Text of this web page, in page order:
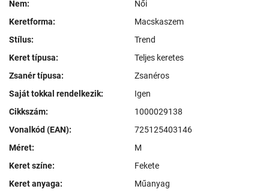
Nem:
Női
Keretforma:
Macskaszem
Stílus:
Trend
Keret típusa:
Teljes keretes
Zsanér típusa:
Zsanéros
Saját tokkal rendelkezik:
Igen
Cikkszám:
1000029138
Vonalkód (EAN):
725125403146
Méret:
M
Keret színe:
Fekete
Keret anyaga:
Műanyag